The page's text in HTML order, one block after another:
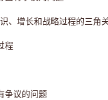
、增长和战略过程的三角
程
争议的问题